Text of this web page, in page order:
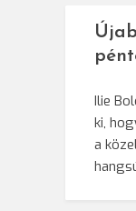
Ilie
ki,
a